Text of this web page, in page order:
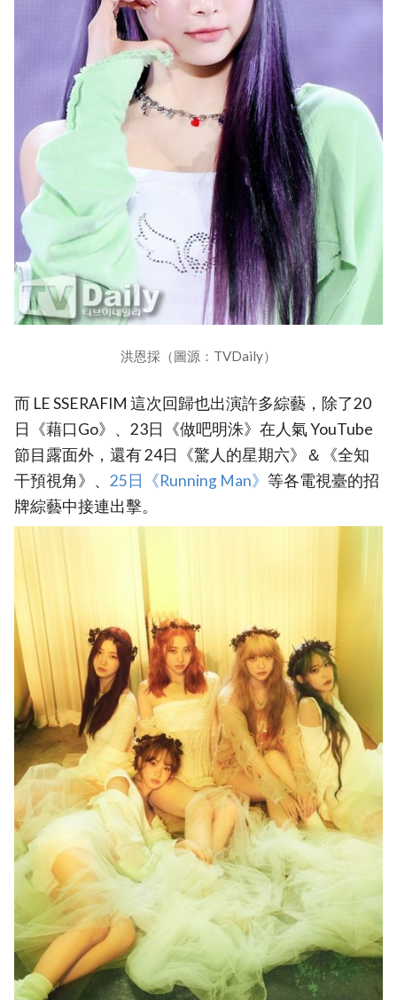
洪恩採（圖源：TVDaily）
而 LE SSERAFIM 這次回歸也出演許多綜藝，除了20
日《藉口Go》、23日《做吧明洙》在人氣 YouTube
節目露面外，還有 24日《驚人的星期六》＆《全知
干預視角》、 ‎25日《Running Man》‎ 等各電視臺的招
牌綜藝中接連出擊。